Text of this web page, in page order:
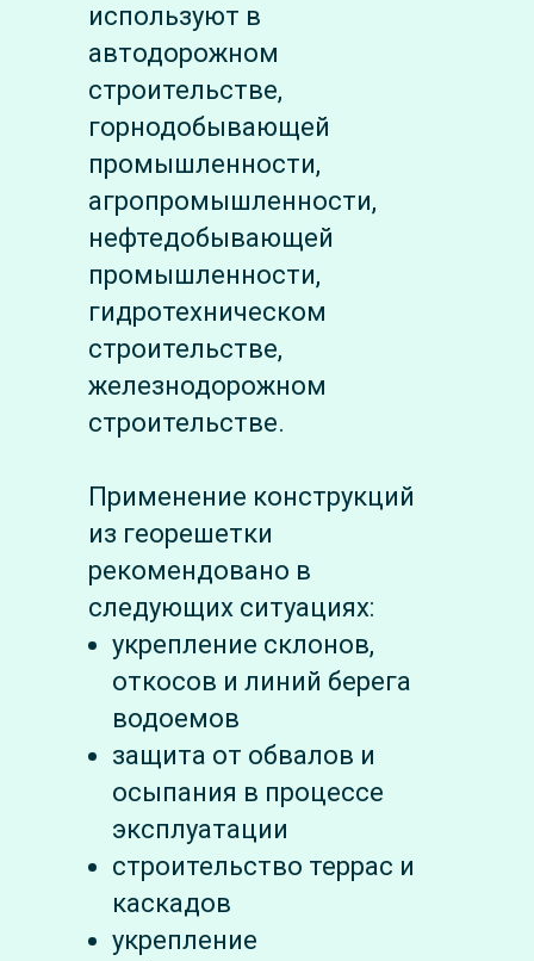
используют в
автодорожном
строительстве,
горнодобывающей
промышленности,
агропромышленности,
нефтедобывающей
промышленности,
гидротехническом
строительстве,
железнодорожном
строительстве.
Применение конструкций
из георешетки
рекомендовано в
следующих ситуациях:
укрепление склонов,
откосов и линий берега
водоемов
защита от обвалов и
осыпания в процессе
эксплуатации
строительство террас и
каскадов
укрепление